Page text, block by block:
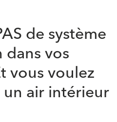
de système
dans vos
vous voulez
air intérieur